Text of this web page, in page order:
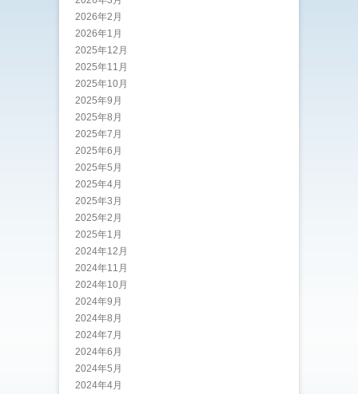
2026年2月
2026年1月
2025年12月
2025年11月
2025年10月
2025年9月
2025年8月
2025年7月
2025年6月
2025年5月
2025年4月
2025年3月
2025年2月
2025年1月
2024年12月
2024年11月
2024年10月
2024年9月
2024年8月
2024年7月
2024年6月
2024年5月
2024年4月